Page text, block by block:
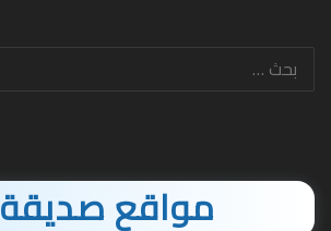
مواقع صديقة